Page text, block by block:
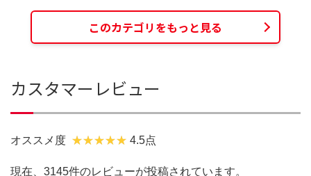
このカテゴリをもっと見る
カスタマーレビュー
オススメ度 4.5点
現在、3145件のレビューが投稿されています。